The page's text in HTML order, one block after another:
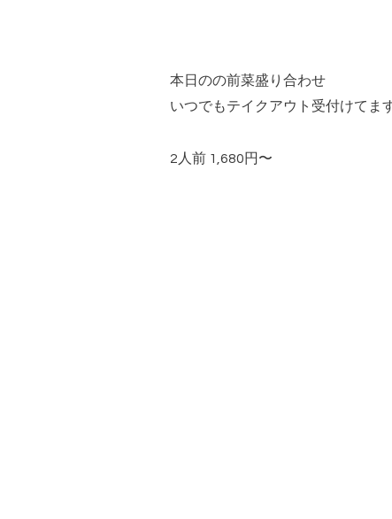
本日のの前菜盛り合わせ
いつでもテイクアウト受付けてま
2 人前 1,680円〜